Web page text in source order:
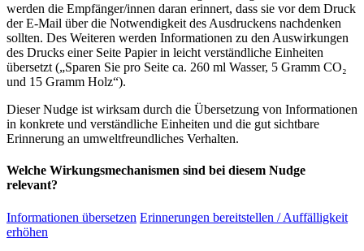
werden die Empfänger/innen daran erinnert, dass sie vor dem Druck
der E-Mail über die Notwendigkeit des Ausdruckens nachdenken
sollten. Des Weiteren werden Informationen zu den Auswirkungen
des Drucks einer Seite Papier in leicht verständliche Einheiten
übersetzt („Sparen Sie pro Seite ca. 260 ml Wasser, 5 Gramm CO₂
und 15 Gramm Holz“).
Dieser Nudge ist wirksam durch die Übersetzung von Informationen
in konkrete und verständliche Einheiten und die gut sichtbare
Erinnerung an umweltfreundliches Verhalten.
Welche Wirkungsmechanismen sind bei diesem Nudge
relevant?
Informationen übersetzen Erinnerungen bereitstellen / Auffälligkeit
erhöhen